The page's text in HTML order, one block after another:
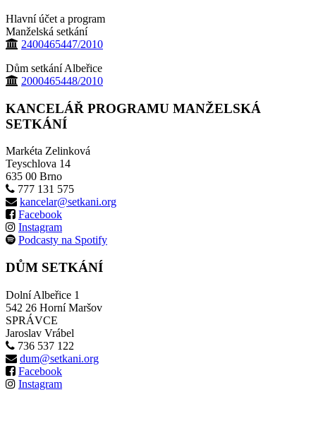
Hlavní účet a program
Manželská setkání
2400465447/2010
Dům setkání Albeřice
2000465448/2010
KANCELÁŘ PROGRAMU MANŽELSKÁ
SETKÁNÍ
Markéta Zelinková
Teyschlova 14
635 00 Brno
777 131 575
kancelar@setkani.org
Facebook
Instagram
Podcasty na Spotify
DŮM SETKÁNÍ
Dolní Albeřice 1
542 26 Horní Maršov
SPRÁVCE
Jaroslav Vrábel
736 537 122
dum@setkani.org
Facebook
Instagram